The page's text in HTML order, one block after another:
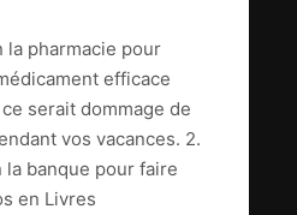
la pharmacie pour
efficace
serait dommage de
vos vacances. 2.
la banque pour faire
en Livres